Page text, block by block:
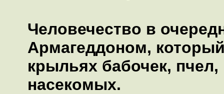
Человечество в
Армагеддоном,
крыльях бабочек,
насекомых.